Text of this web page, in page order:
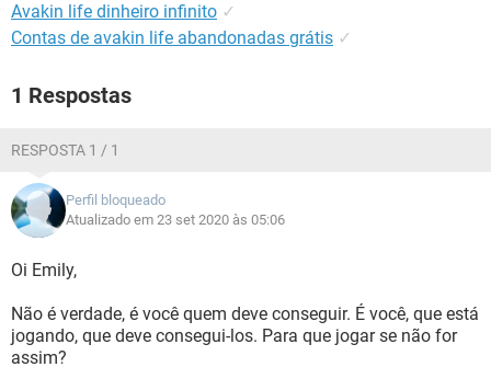
Avakin life dinheiro infinito ✓
Contas de avakin life abandonadas grátis ✓
1 Respostas
RESPOSTA 1 / 1
Perfil bloqueado
Atualizado em 23 set 2020 às 05:06
Oi Emily,
Não é verdade, é você quem deve conseguir. É você, que está
jogando, que deve consegui-los. Para que jogar se não for
assim?